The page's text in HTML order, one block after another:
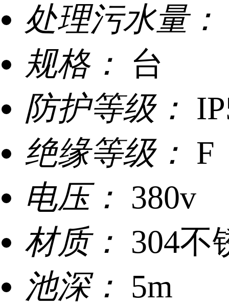
处理污水量：
规格： 台
防护等级：
绝缘等级： F
电压： 380v
材质： 304不
池深： 5m